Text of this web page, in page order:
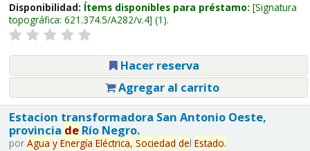
Disponibilidad: Ítems disponibles para préstamo: Signatura
topográfica: 621.374.5/A282/v.4 (1).
Hacer reserva
Agregar al carrito
Estacion transformadora San Antonio Oeste,
provincia deRío Negro.
por Agua y Energía Eléctrica, Sociedad del Estado.